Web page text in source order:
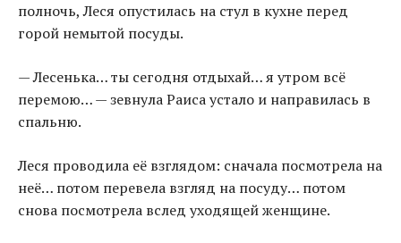
полночь, Леся опустилась на стул в кухне перед
горой немытой посуды.
— Лесенька… ты сегодня отдыхай… я утром всё
перемою… — зевнула Раиса устало и направилась в
спальню.
Леся проводила её взглядом: сначала посмотрела на
неё… потом перевела взгляд на посуду… потом
снова посмотрела вслед уходящей женщине.